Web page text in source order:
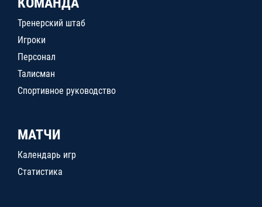
Тренерский штаб
Игроки
Персонал
Талисман
Спортивное руководство
МАТЧИ
Календарь игр
Статистика